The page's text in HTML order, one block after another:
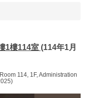
1樓114室 (114年1月
114, 1F, Administration